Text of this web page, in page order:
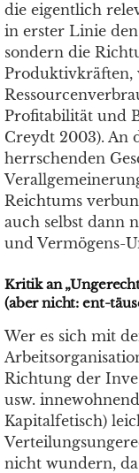
die eigentlich
in erster Linie
sondern die
Produktivkräften,
Profitabilität und
Creydt 2003). An
herrschenden
Reichtums
auch selbst dann
und Vermögens-
Kritik an
(aber nicht: ent-
Wer es sich mit
Richtung der
usw.
Kapitalfetisch)
nicht wundern,